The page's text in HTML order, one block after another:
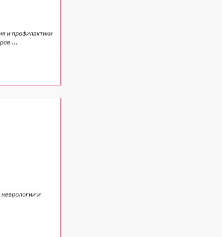
и профилактики
...
и